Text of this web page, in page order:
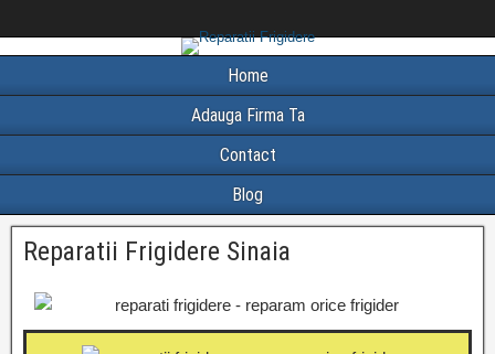
Home
Adauga Firma Ta
Contact
Blog
Reparatii Frigidere Sinaia